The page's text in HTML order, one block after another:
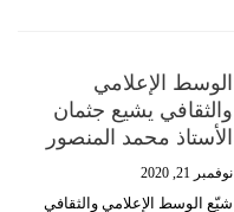
الوسط الإعلامي
والثقافي يشيع جثمان
الأستاذ محمد المنصور
نوفمبر 21, 2020
شيّع الوسط الإعلامي والثقافي